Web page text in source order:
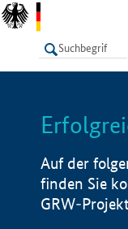
LISTE
Auf der
finden Sie
GRW-